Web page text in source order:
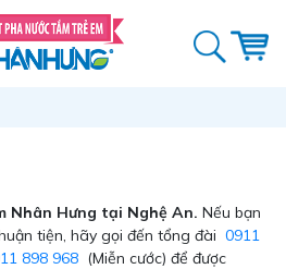
Nhân Hưng tại Nghệ An. Nếu bạn
tiện, hãy gọi đến tổng đài 0911
898 968 (Miễn cước) để được